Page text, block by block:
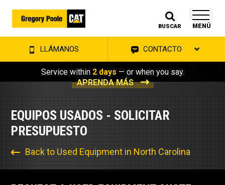
BUSCAR MENÚ
LLÁMANOS CONTACTO
Service within 2 days — or when you say.
APRENDA MÁS
EQUIPOS USADOS - SOLICITAR
PRESUPUESTO
Back to Used Equipment in North Carolina